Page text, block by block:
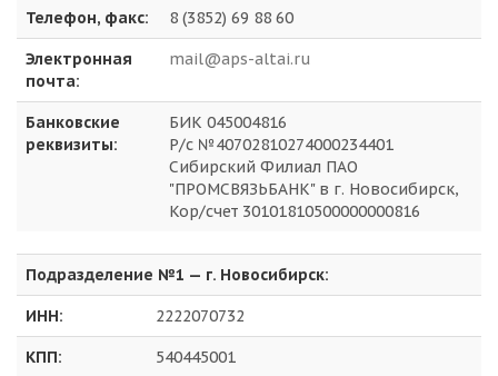
Телефон, факс: 8 (3852) 69 88 60
Электронная
почта:
mail@aps-altai.ru
Банковские
реквизиты:
БИК 045004816
Р/с №40702810274000234401
Сибирский Филиал ПАО
"ПРОМСВЯЗЬБАНК" в г. Новосибирск,
Кор/счет 30101810500000000816
Подразделение №1 — г. Новосибирск:
ИНН: 2222070732
КПП: 540445001